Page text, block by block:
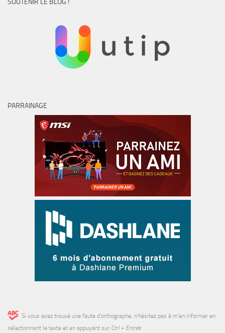
SOUTENIR LE BLOG !
PARRAINAGE
Si vous avez trouvé une faute d’orthographe, n'hésitez pas à m'en informer en
sélectionnant le texte et en appuyant sur Ctrl + Entrée.